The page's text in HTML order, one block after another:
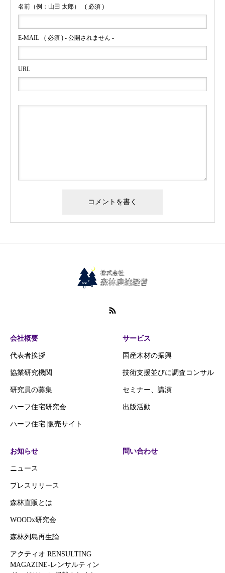
名前（例：山田 太郎） ( 必須 )
E-MAIL ( 必須 ) - 公開されません -
URL
会社概要
代表者挨拶
協業研究機関
研究員の募集
ハーフ住宅研究会
ハーフ住宅 販売サイト
サービス
国産木材の振興
技術支援並びに調査コンサル
セミナー、講演
出版活動
お知らせ
ニュース
プレスリリース
森林直販とは
WOODx研究会
森林列島再生論
アクティオ RENSULTING
MAGAZINE-レンサルティン
問い合わせ